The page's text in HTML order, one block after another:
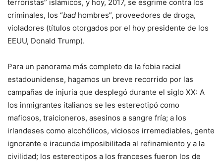
terroristas” islámicos, y hoy, 2017, se esgrime contra los
criminales, los “bad hombres”, proveedores de droga,
violadores (títulos otorgados por el hoy presidente de los
EEUU, Donald Trump).
Para un panorama más completo de la fobia racial
estadounidense, hagamos un breve recorrido por las
campañas de injuria que desplegó durante el siglo XX: A
los inmigrantes italianos se les estereotipó como
mafiosos, traicioneros, asesinos a sangre fría; a los
irlandeses como alcohólicos, viciosos irremediables, gente
ignorante e iracunda imposibilitada al refinamiento y a la
civilidad; los estereotipos a los franceses fueron los de